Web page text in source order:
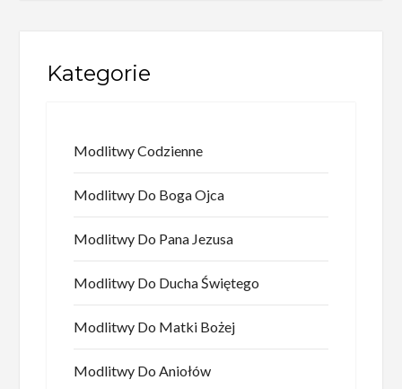
Kategorie
Modlitwy Codzienne
Modlitwy Do Boga Ojca
Modlitwy Do Pana Jezusa
Modlitwy Do Ducha Świętego
Modlitwy Do Matki Bożej
Modlitwy Do Aniołów